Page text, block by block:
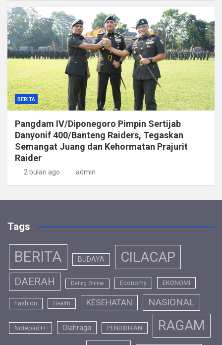
BERITA
Pangdam IV/Diponegoro Pimpin Sertijab
Danyonif 400/Banteng Raiders, Tegaskan
Semangat Juang dan Kehormatan Prajurit
Raider
2 bulan ago admin
Tags
BERITA BUDAYA CILACAP
DAERAH Dating Online Economy EKONOMI
Fashion Health KESEHATAN NASIONAL
Notepad++ Olahraga PENDIDIKAN RAGAM